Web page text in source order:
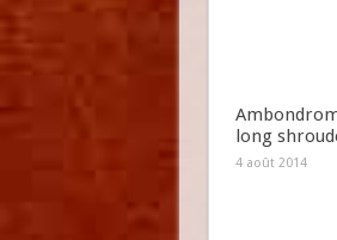
long
4 août 2014